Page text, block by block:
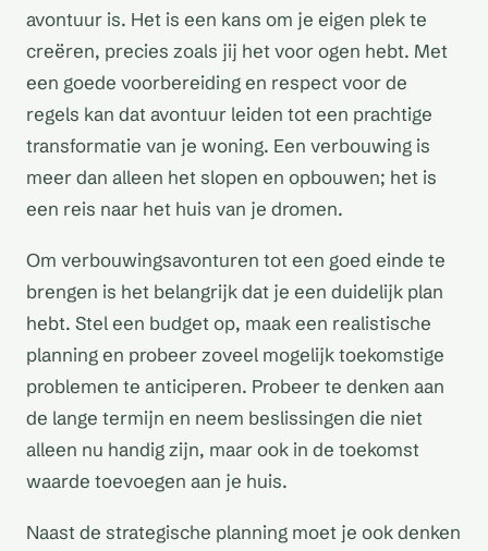
avontuur is. Het is een kans om je eigen plek te
creëren, precies zoals jij het voor ogen hebt. Met
een goede voorbereiding en respect voor de
regels kan dat avontuur leiden tot een prachtige
transformatie van je woning. Een verbouwing is
meer dan alleen het slopen en opbouwen; het is
een reis naar het huis van je dromen.
Om verbouwingsavonturen tot een goed einde te
brengen is het belangrijk dat je een duidelijk plan
hebt. Stel een budget op, maak een realistische
planning en probeer zoveel mogelijk toekomstige
problemen te anticiperen. Probeer te denken aan
de lange termijn en neem beslissingen die niet
alleen nu handig zijn, maar ook in de toekomst
waarde toevoegen aan je huis.
Naast de strategische planning moet je ook denken